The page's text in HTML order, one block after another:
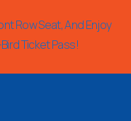
Row Seat, And Enjoy
Ticket Pass!